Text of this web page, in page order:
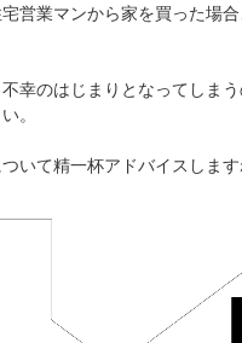
営業マンから家を買った場
幸のはじまりとなってしま
。
いて精一杯アドバイスします